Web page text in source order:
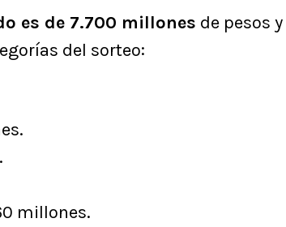
es de 7.700 millones de pesos
del sorteo:
millones.